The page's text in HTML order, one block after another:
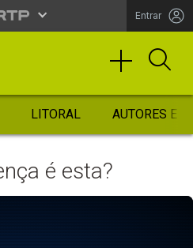
Entrar
LITORAL AUTORES
é esta?